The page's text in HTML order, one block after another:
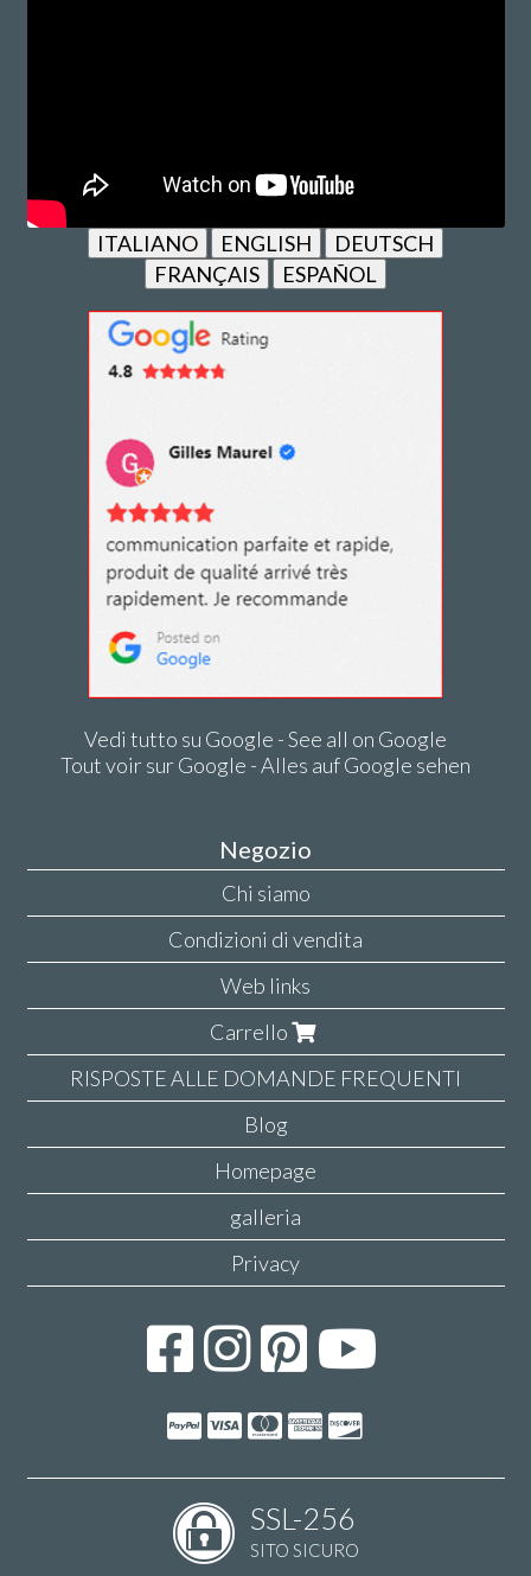
ITALIANO ENGLISH
DEUTSCH
FRANÇAIS
ESPAÑOL
Vedi tutto su Google - See all on Google
Tout voir sur Google - Alles auf Google sehen
Negozio
Chi siamo
Condizioni di vendita
Web links
Carrello
RISPOSTE ALLE DOMANDE FREQUENTI
Blog
Homepage
galleria
Privacy
SSL-256
SITO SICURO